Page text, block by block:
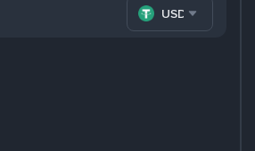
USDT